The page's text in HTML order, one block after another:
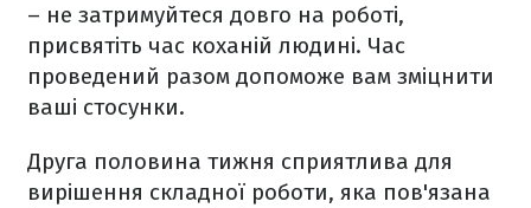
– не затримуйтеся довго на роботі,
присвятіть час коханій людині. Час
проведений разом допоможе вам зміцнити
ваші стосунки.
Друга половина тижня сприятлива для
вирішення складної роботи, яка пов'язана